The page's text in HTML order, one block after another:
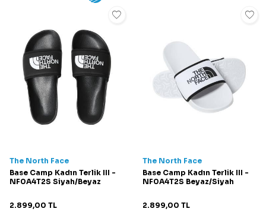
The North Face
Base Camp Kadın Terlik III -
NF0A4T2S Siyah/Beyaz
2.899,00 TL
The North Face
Base Camp Kadın Terlik III -
NF0A4T2S Beyaz/Siyah
2.899,00 TL